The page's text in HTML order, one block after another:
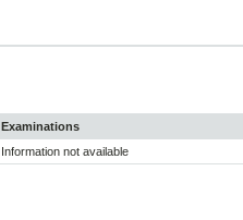
Examinations
Information not available